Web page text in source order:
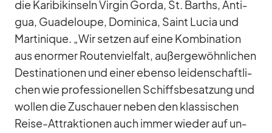
die Ka­ri­bik­in­seln Vir­gin Gorda, St. Barths, An­ti­
gua, Gua­de­loupe, Do­mi­nica, Saint Lu­cia und
Mar­ti­ni­que. „Wir set­zen auf eine Kom­bi­na­tion
aus enor­mer Rou­ten­viel­falt, au­ßer­ge­wöhn­li­chen
De­sti­na­tio­nen und ei­ner ebenso lei­den­schaft­li­
chen wie pro­fes­sio­nel­len Schiffs­be­sat­zung und
wol­len die Zu­schauer ne­ben den klas­si­schen
Reise-At­trak­tio­nen auch im­mer wie­der auf un­